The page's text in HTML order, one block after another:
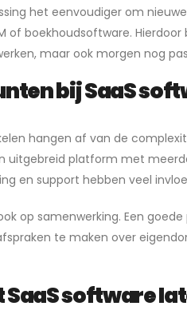
het eenvoudiger om
boekhoudsoftware.
maar ook morgen nog
bij SaaS
hangen af van de
platform met
en support hebben veel
op samenwerking. Een
te maken over
software